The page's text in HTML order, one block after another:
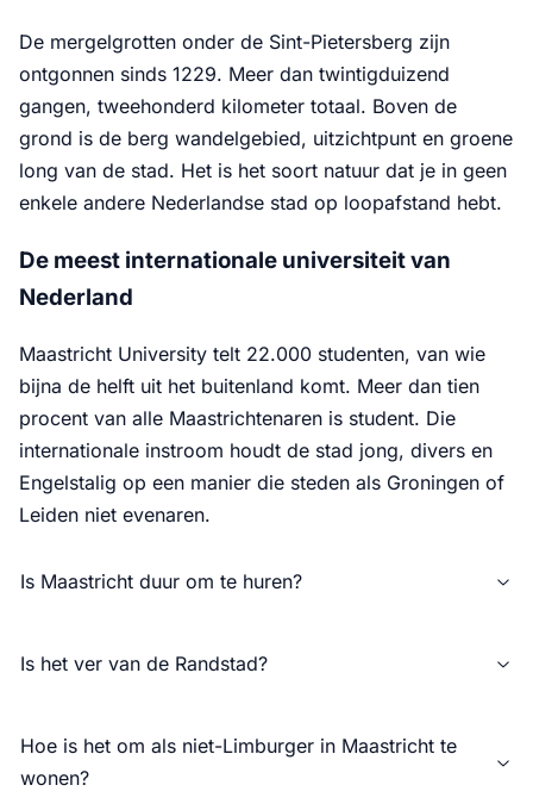
De mergelgrotten onder de Sint-Pietersberg zijn
ontgonnen sinds 1229. Meer dan twintigduizend
gangen, tweehonderd kilometer totaal. Boven de
grond is de berg wandelgebied, uitzichtpunt en groene
long van de stad. Het is het soort natuur dat je in geen
enkele andere Nederlandse stad op loopafstand hebt.
De meest internationale universiteit van
Nederland
Maastricht University telt 22.000 studenten, van wie
bijna de helft uit het buitenland komt. Meer dan tien
procent van alle Maastrichtenaren is student. Die
internationale instroom houdt de stad jong, divers en
Engelstalig op een manier die steden als Groningen of
Leiden niet evenaren.
Is Maastricht duur om te huren?
Is het ver van de Randstad?
Hoe is het om als niet-Limburger in Maastricht te
wonen?